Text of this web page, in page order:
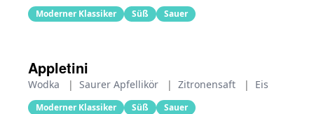
Moderner Klassiker Süß Sauer
Appletini
Wodka | Saurer Apfellikör | Zitronensaft | Eis
Moderner Klassiker Süß Sauer